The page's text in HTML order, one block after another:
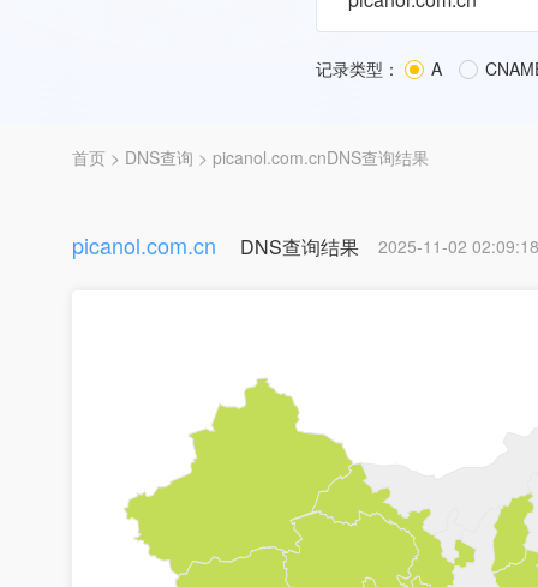
记录类型： A
首页 > DNS查询 > picanol.com.cnDNS查询结果
picanol.com.cn DNS查询结果 2025-11-02 02:09:18